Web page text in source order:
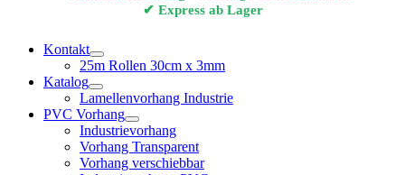
✔ Express ab Lager
Kontakt
25m Rollen 30cm x 3mm
Katalog
Lamellenvorhang Industrie
PVC Vorhang
Industrievorhang
Vorhang Transparent
Vorhang verschiebbar